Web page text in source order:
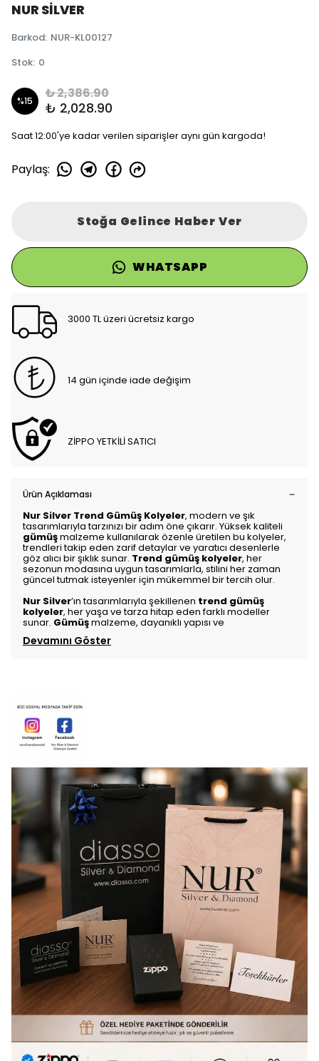
NUR SİLVER
Barkod: NUR-KL00127
Stok: 0
%15 ₺ 2,386.90
₺ 2,028.90
Saat 12:00'ye kadar verilen siparişler aynı gün kargoda!
Paylaş:
Stoğa Gelince Haber Ver
WHATSAPP
3000 TL üzeri ücretsiz kargo
14 gün içinde iade değişim
ZİPPO YETKİLİ SATICI
Ürün Açıklaması
Nur Silver Trend Gümüş Kolyeler, modern ve şık
tasarımlarıyla tarzınızı bir adım öne çıkarır. Yüksek kaliteli
gümüşmalzeme kullanılarak özenle üretilen bu kolyeler,
trendleri takip eden zarif detaylar ve yaratıcı desenlerle
göz alıcı bir şıklık sunar. Trend gümüş kolyeler, her
sezonun modasına uygun tasarımlarla, stilini her zaman
güncel tutmak isteyenler için mükemmel bir tercih olur.
Nur Silver’ın tasarımlarıyla şekillenen trend gümüş
kolyeler, her yaşa ve tarza hitap eden farklı modeller
sunar. Gümüşmalzeme, dayanıklı yapısı ve
Devamını Göster